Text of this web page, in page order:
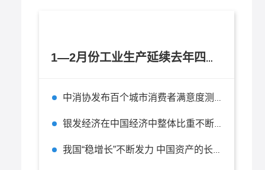
1—2月份工业生产延续去年四季度以来逐月回升态势
中消协发布百个城市消费者满意度测评报告 杭州位列全国百城第二
银发经济在中国经济中整体比重不断上升 在未来有无限的前景
我国“稳增长”不断发力 中国资产的长期投资价值不改